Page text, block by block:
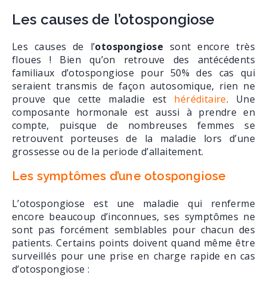
Les causes de l’otospongiose
Les causes de l’otospongiose sont encore très
floues ! Bien qu’on retrouve des antécédents
familiaux d’otospongiose pour 50% des cas qui
seraient transmis de façon autosomique, rien ne
prouve que cette maladie est héréditaire. Une
composante hormonale est aussi à prendre en
compte, puisque de nombreuses femmes se
retrouvent porteuses de la maladie lors d’une
grossesse ou de la periode d’allaitement.
Les symptômes d’une otospongiose
L’otospongiose est une maladie qui renferme
encore beaucoup d’inconnues, ses symptômes ne
sont pas forcément semblables pour chacun des
patients. Certains points doivent quand même être
surveillés pour une prise en charge rapide en cas
d’otospongiose :